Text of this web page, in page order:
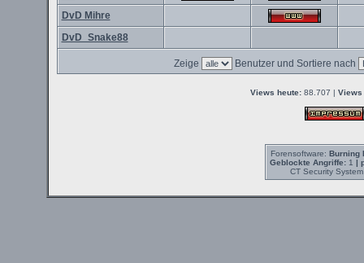
DvD Mihre
DvD_Snake88
Zeige Benutzer und Sortiere nach
Views heute:88.707 | Views
Forensoftware: Burning
Geblockte Angriffe:1 |
CT Security